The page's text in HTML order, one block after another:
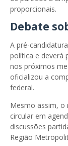
proporcionais.
Debate
A pré-
política e deverá
nos próximos
oficializou a
federal.
Mesmo assim, o
circular em
discussões
Região